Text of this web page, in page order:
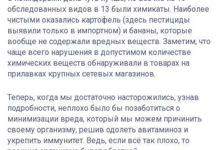
обследованных видов в 13 были химикаты. Наиболее
чистыми оказались картофель (здесь пестициды
выявили только в импортном) и бананы, которые
вообще не содержали вредных веществ. Заметим, что
чаще всего нарушения в допустимом количестве
химических веществ обнаруживали в товарах на
прилавках крупных сетевых магазинов.
Теперь, когда мы достаточно насторожились, узнав
подробности, неплохо было бы позаботиться о
минимизации вреда, который мы можем причинить
своему организму, решив одолеть авитаминоз и
укрепить иммунитет. Ведь, если всё так плохо, то